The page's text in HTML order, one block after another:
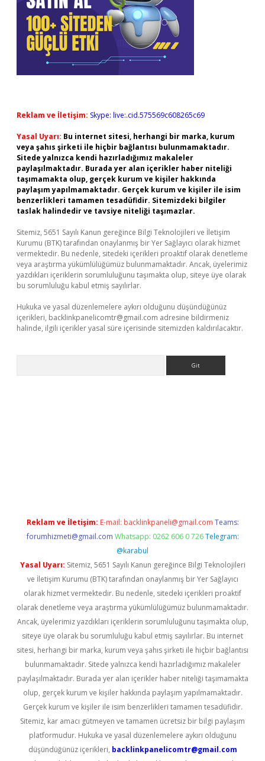
Reklam ve İletişim: Skype: live:.cid.575569c608265c69
Yasal Uyarı: Bu internet sitesi, herhangi bir marka, kurum
veya şahıs şirketi ile hiçbir bağlantısı bulunmamaktadır.
Sitede yalnızca kendi hazırladığımız makaleler
paylaşılmaktadır. Burada yer alan içerikler haber niteliği
taşımamakta olup, gerçek kurum ve kişiler hakkında
paylaşım yapılmamaktadır. Gerçek kurum ve kişiler ile isim
benzerlikleri tamamen tesadüfidir. Sitemizdeki bilgiler
taslak halindedir ve tavsiye niteliği taşımazlar.
Sitemiz, 5651 Sayılı Kanun gereğince Bilgi Teknolojileri ve İletişim
Kurumu (BTK) tarafından onaylanmış bir Yer Sağlayıcı olarak hizmet
vermektedir. Bu nedenle, sitedeki içerikleri proaktif olarak denetleme
veya araştırma yükümlülüğümüz bulunmamaktadır. Ancak, üyelerimiz
yazdıkları içeriklerin sorumluluğunu taşımakta olup, siteye üye olarak
bu sorumluluğu kabul etmiş sayılırlar.
Hukuka ve yasal düzenlemelere aykırı olduğunu düşündüğünüz
içerikleri, backlinkpanelicomtr@gmail.com adresine bildirmeniz
halinde, ilgili içerikler yasal süre içerisinde sitemizden kaldırılacaktır.
Reklam ve İletişim: E-mail: backlinkpaneli@gmail.com Teams:
forumhizmeti@gmail.com Whatsapp: 0262 606 0 726 Telegram:
@karabul
Yasal Uyarı: Sitemiz, 5651 Sayılı Kanun gereğince Bilgi Teknolojileri
ve İletişim Kurumu (BTK) tarafından onaylanmış bir Yer Sağlayıcı
olarak hizmet vermektedir. Bu nedenle, sitedeki içerikleri proaktif
olarak denetleme veya araştırma yükümlülüğümüz bulunmamaktadır.
Ancak, üyelerimiz yazdıkları içeriklerin sorumluluğunu taşımakta olup,
siteye üye olarak bu sorumluluğu kabul etmiş sayılırlar. Bu internet
sitesi, herhangi bir marka, kurum veya şahıs şirketi ile hiçbir bağlantısı
bulunmamaktadır. Sitede yalnızca kendi hazırladığımız makaleler
paylaşılmaktadır. Burada yer alan içerikler haber niteliği taşımamakta
olup, gerçek kurum ve kişiler hakkında paylaşım yapılmamaktadır.
Gerçek kurum ve kişiler ile isim benzerlikleri tamamen tesadüfidir.
Sitemiz, kar amacı gütmeyen ve tamamen ücretsiz bir bilgi paylaşım
platformudur. Hukuka ve yasal düzenlemelere aykırı olduğunu
düşündüğünüz içerikleri, backlinkpanelicomtr@gmail.com